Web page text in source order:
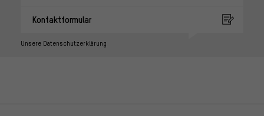
Kontaktformular
Unsere Datenschutzerklärung